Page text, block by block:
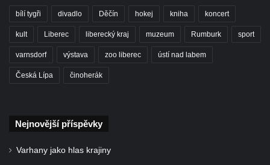
bílí tygři divadlo Děčín hokej kniha koncert
kult Liberec liberecký kraj muzeum Rumburk sport
varnsdorf výstava zoo liberec ústí nad labem
Česká Lípa činoherák
Nejnovější příspěvky
Varhany jako hlas krajiny